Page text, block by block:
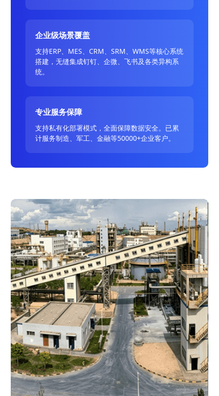
企业级场景覆盖
支持ERP、MES、CRM、SRM、WMS等核心系统
搭建，无缝集成钉钉、企微、飞书及各类异构系
统。
专业服务保障
支持私有化部署模式，全面保障数据安全。已累
计服务制造、军工、金融等50000+企业客户。